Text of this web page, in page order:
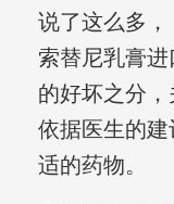
说了这么多
索替尼乳膏
的好坏之分
依据医生的
适的药物。